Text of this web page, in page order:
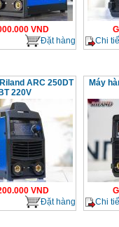
VND
Đặt hàng
Chi
ARC 250DT
220V
VND
Đặt hàng
Máy
Chi